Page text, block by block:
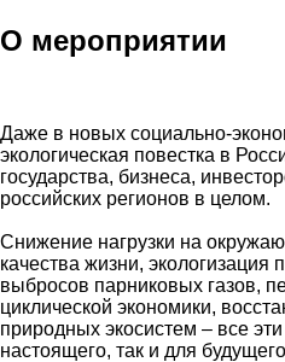
О мероприятии
Даже в новых социально-
экологическая повестка в
государства, бизнеса,
российских регионов в целом.
Снижение нагрузки на
качества жизни, экологизация
выбросов парниковых газов,
циклической экономики,
природных экосистем – все
настоящего, так и для